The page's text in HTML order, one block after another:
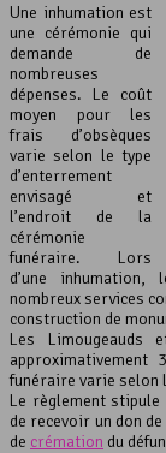
Une inhumation est
une cérémonie qui
demande de
nombreuses
dépenses. Le coût
moyen pour les
frais d’obsèques
varie selon le type
d’enterrement
envisagé et
l’endroit de la
cérémonie
funéraire. Lors
d’une inhumation,
nombreux services
construction de
Les Limougeauds
funéraire varie selon
Le règlement
de recevoir un don
de crémation du